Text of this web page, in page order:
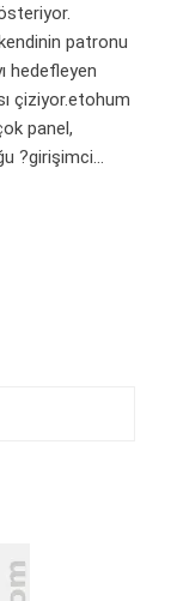
patronu
hedefleyen
çiziyor.etohum
panel,
?girişimci...